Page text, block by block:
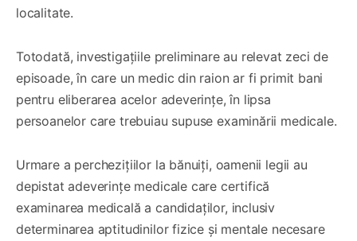
localitate.
Totodată, investigațiile preliminare au relevat zeci de
episoade, în care un medic din raion ar fi primit bani
pentru eliberarea acelor adeverințe, în lipsa
persoanelor care trebuiau supuse examinării medicale.
Urmare a perchezițiilor la bănuiți, oamenii legii au
depistat adeverințe medicale care certifică
examinarea medicală a candidaților, inclusiv
determinarea aptitudinilor fizice și mentale necesare